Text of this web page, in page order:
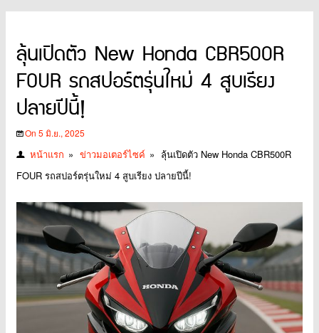
ลุ้นเปิดตัว New Honda CBR500R
FOUR รถสปอร์ตรุ่นใหม่ 4 สูบเรียง
ปลายปีนี้!
On 5 มิ.ย., 2025
หน้าแรก » ข่าวมอเตอร์ไซค์ » ลุ้นเปิดตัว New Honda CBR500R
FOUR รถสปอร์ตรุ่นใหม่ 4 สูบเรียง ปลายปีนี้!